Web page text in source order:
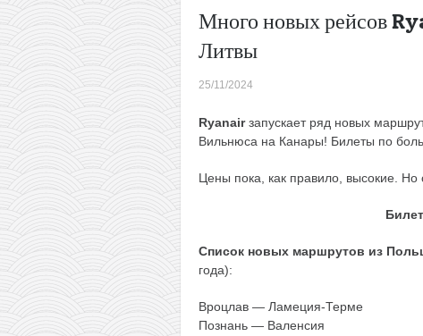
Много новых рейсов
Литвы
25/11/2024
Ryanairзапускает ряд новых
Вильнюса на Канары! Билеты по
Цены пока, как правило, высокие. Но
Список новых маршрутов из
года):
Вроцлав — Ламеция-Терме
Познань — Валенсия